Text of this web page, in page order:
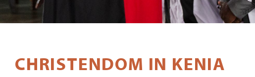
CHRISTENDOM IN KENIA